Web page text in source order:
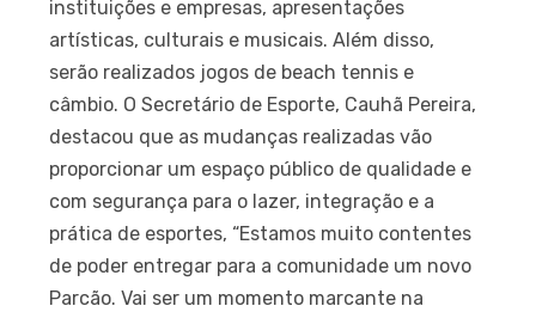
instituições e empresas, apresentações
artísticas, culturais e musicais. Além disso,
serão realizados jogos de beach tennis e
câmbio. O Secretário de Esporte, Cauhã Pereira,
destacou que as mudanças realizadas vão
proporcionar um espaço público de qualidade e
com segurança para o lazer, integração e a
prática de esportes, “Estamos muito contentes
de poder entregar para a comunidade um novo
Parcão. Vai ser um momento marcante na